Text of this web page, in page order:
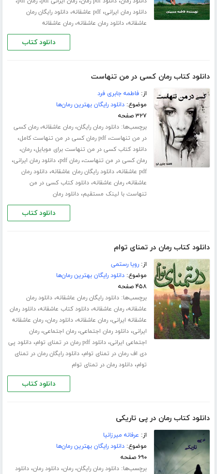
دانلود رمان ایرانی،pdf عاشقانه ،دانلود رایگان رمان
عاشقانه،دانلود رمان عاشقانه،رمان عاشقانه
دانلود کتاب
دانلود کتاب رمان کسی در من تنهاست
از:فاطمه جابری فرد
موضوع:دانلود رایگان بهترین رمان‌ها
۳۲۷ صفحه
برچسب‌ها:دانلود رمان رایگان،رمان عاشقانه،رمان کسی
در من تنهاست،pdf رمان کسی در من تنهاست کامل ،
دانلود کتاب کسی در من تنهاست برای موبایل،رمان،
رمان کسی در من تنهاست،رمان pdf ،دانلود رمان ایرانی،
pdf عاشقانه ،دانلود رایگان رمان عاشقانه،دانلود رمان
عاشقانه،رمان عاشقانه،دانلود کتاب کسی در من
تنهاست با لینک مستقیم،دانلود رمان
دانلود کتاب
دانلود کتاب رمان در تمنای توام
از:رویا رستمی
موضوع:دانلود رایگان بهترین رمان‌ها
۴۵۸ صفحه
برچسب‌ها:دانلود رایگان رمان عاشقانه،دانلود رمان
عاشقانه،رمان عاشقانه،دانلود کتاب عاشقانه،دانلود رمان
عاشقانه ایرانی،رمان عاشقانه،دانلود رمان،رمان عاشقانه
ایرانی،دانلود رمان اجتماعی،رمان اجتماعی،رمان
اجتماعی ایرانی،دانلود pdf رمان در تمنای توام ،دانلود پی
دی اف رمان در تمنای توام،دانلود رایگان رمان در تمنای
توام،دانلود رمان در تمنای توام
دانلود کتاب
دانلود کتاب رمان در پی تاریکی
از: عرفانه میرزانیا
موضوع:دانلود رایگان بهترین رمان‌ها
۶۹۰ صفحه
برچسب‌ها:دانلود رمان رایگان،رمان،دانلود رمان،دانلود